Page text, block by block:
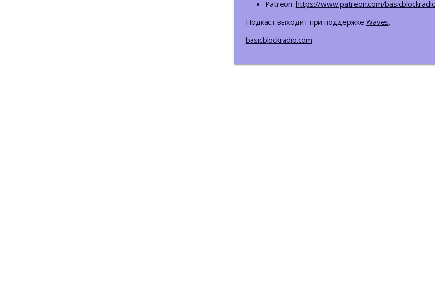
Patreon: https://www.patreon.com/
Подкаст выходит при поддержке Waves.
basicblockradio.com